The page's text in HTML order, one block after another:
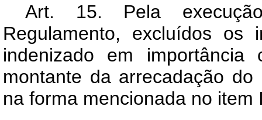
Art. 15. Pela
Regulamento, excluídos
indenizado em importância
montante da arrecadação do
na forma mencionada no item